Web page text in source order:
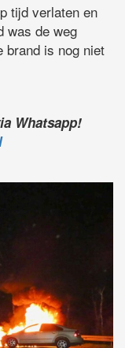
tijd verlaten en
was de weg
brand is nog niet
Whatsapp!